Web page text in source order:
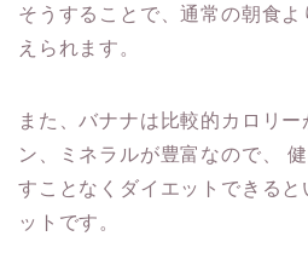
そうすることで、通常の朝食
えられます。
また、バナナは比較的カロリー
ン、ミネラルが豊富なので、
すことなくダイエットできる
ットです。